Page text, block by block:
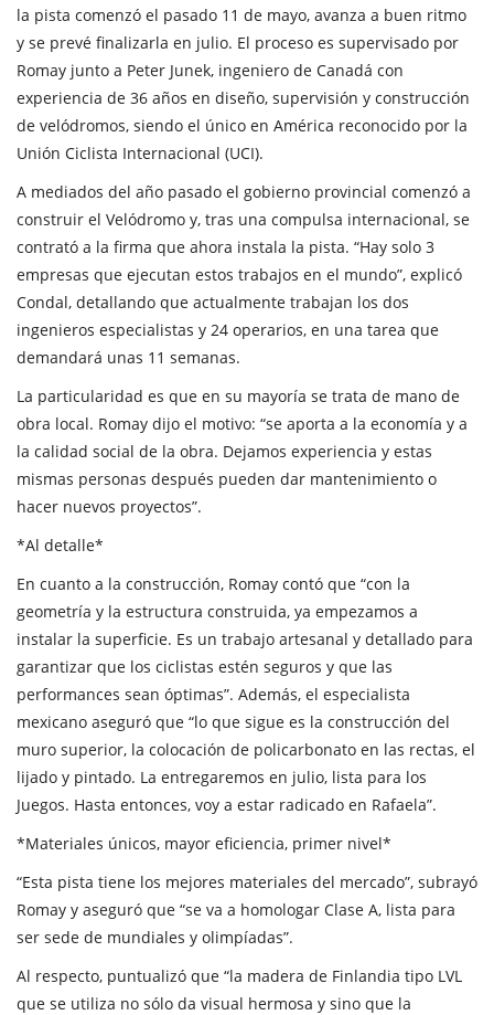
la pista comenzó el pasado 11 de mayo, avanza a buen ritmo
y se prevé finalizarla en julio. El proceso es supervisado por
Romay junto a Peter Junek, ingeniero de Canadá con
experiencia de 36 años en diseño, supervisión y construcción
de velódromos, siendo el único en América reconocido por la
Unión Ciclista Internacional (UCI).
A mediados del año pasado el gobierno provincial comenzó a
construir el Velódromo y, tras una compulsa internacional, se
contrató a la firma que ahora instala la pista. “Hay solo 3
empresas que ejecutan estos trabajos en el mundo”, explicó
Condal, detallando que actualmente trabajan los dos
ingenieros especialistas y 24 operarios, en una tarea que
demandará unas 11 semanas.
La particularidad es que en su mayoría se trata de mano de
obra local. Romay dijo el motivo: “se aporta a la economía y a
la calidad social de la obra. Dejamos experiencia y estas
mismas personas después pueden dar mantenimiento o
hacer nuevos proyectos”.
*Al detalle*
En cuanto a la construcción, Romay contó que “con la
geometría y la estructura construida, ya empezamos a
instalar la superficie. Es un trabajo artesanal y detallado para
garantizar que los ciclistas estén seguros y que las
performances sean óptimas”. Además, el especialista
mexicano aseguró que “lo que sigue es la construcción del
muro superior, la colocación de policarbonato en las rectas, el
lijado y pintado. La entregaremos en julio, lista para los
Juegos. Hasta entonces, voy a estar radicado en Rafaela”.
*Materiales únicos, mayor eficiencia, primer nivel*
“Esta pista tiene los mejores materiales del mercado”, subrayó
Romay y aseguró que “se va a homologar Clase A, lista para
ser sede de mundiales y olimpíadas”.
Al respecto, puntualizó que “la madera de Finlandia tipo LVL
que se utiliza no sólo da visual hermosa y sino que la